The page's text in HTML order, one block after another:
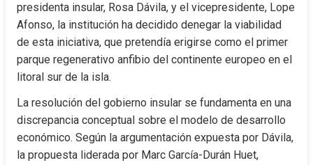
presidenta insular, Rosa Dávila, y el vicepresidente, Lope
Afonso, la institución ha decidido denegar la viabilidad
de esta iniciativa, que pretendía erigirse como el primer
parque regenerativo anfibio del continente europeo en el
litoral sur de la isla.
La resolución del gobierno insular se fundamenta en una
discrepancia conceptual sobre el modelo de desarrollo
económico. Según la argumentación expuesta por Dávila,
la propuesta liderada por Marc García-Durán Huet,